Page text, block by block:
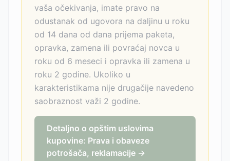
vaša očekivanja, imate pravo na
odustanak od ugovora na daljinu u roku
od 14 dana od dana prijema paketa,
opravka, zamena ili povraćaj novca u
roku od 6 meseci i opravka ili zamena u
roku 2 godine. Ukoliko u
karakteristikama nije drugačije navedeno
saobraznost važi 2 godine.
Detaljno o opštim uslovima
kupovine: Prava i obaveze
potrošača, reklamacije →